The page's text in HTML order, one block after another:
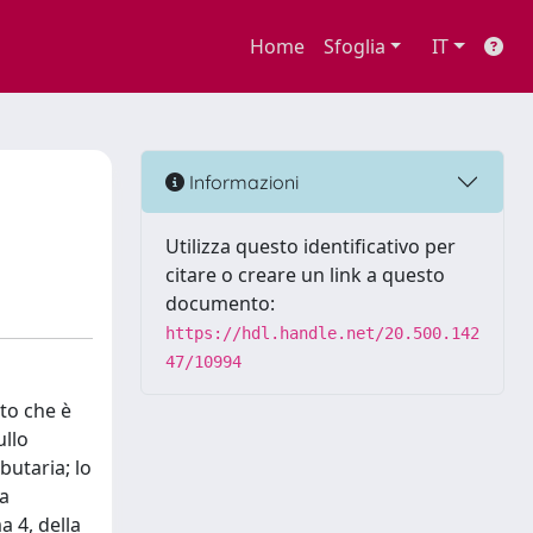
Home Sfoglia IT
che è
lo
4, della
Informazioni
Utilizza questo identificativo per
citare o creare un link a questo
documento:
https://hdl.handle.net/20.500.142
47/10994